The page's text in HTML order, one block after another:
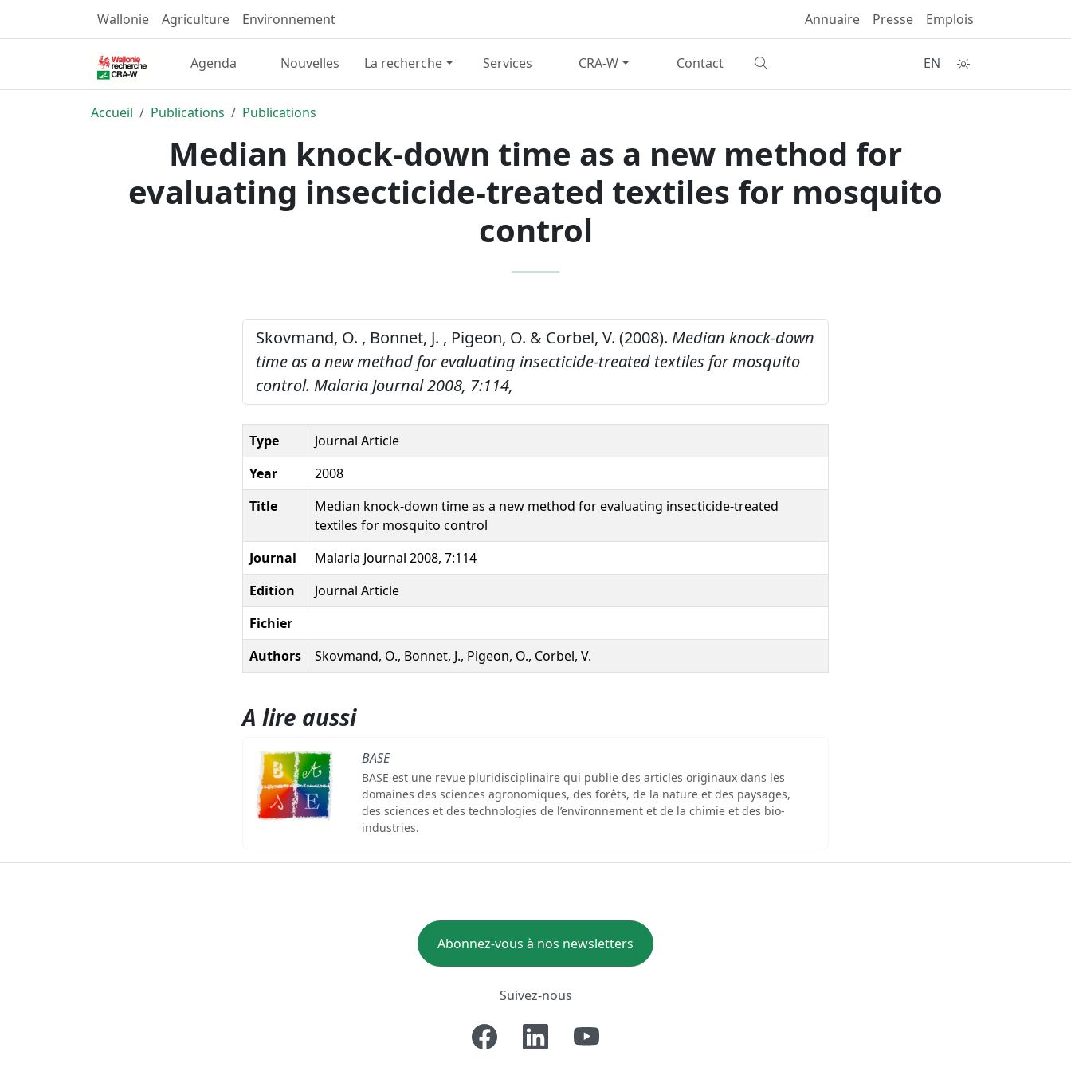
Wallonie Agriculture Environnement Annuaire Presse Emplois
Agenda Nouvelles La recherche Services CRA-W Contact EN
Accueil Publications Publications
Median knock-down time as a new method for
evaluating insecticide-treated textiles for mosquito
control
Skovmand, O. , Bonnet, J. , Pigeon, O. & Corbel, V. (2008). Median knock-down
time as a new method for evaluating insecticide-treated textiles for mosquito
control. Malaria Journal 2008, 7:114,
Type
Journal Article
Year
2008
Title
Median knock-down time as a new method for evaluating insecticide-treated
textiles for mosquito control
Journal
Malaria Journal 2008, 7:114
Edition
Journal Article
Fichier
Authors
Skovmand, O., Bonnet, J., Pigeon, O., Corbel, V.
A lire aussi
BASE
BASE est une revue pluridisciplinaire qui publie des articles originaux dans les
domaines des sciences agronomiques, des forêts, de la nature et des paysages,
des sciences et des technologies de l’environnement et de la chimie et des bio-
industries.
Abonnez-vous à nos newsletters
Suivez-nous